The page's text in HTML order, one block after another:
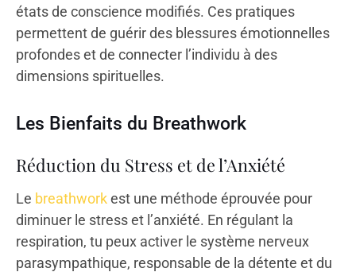
états de conscience modifiés. Ces pratiques
permettent de guérir des blessures émotionnelles
profondes et de connecter l’individu à des
dimensions spirituelles.
Les Bienfaits du Breathwork
Réduction du Stress et de l’Anxiété
Le breathworkest une méthode éprouvée pour
diminuer le stress et l’anxiété. En régulant la
respiration, tu peux activer le système nerveux
parasympathique, responsable de la détente et du